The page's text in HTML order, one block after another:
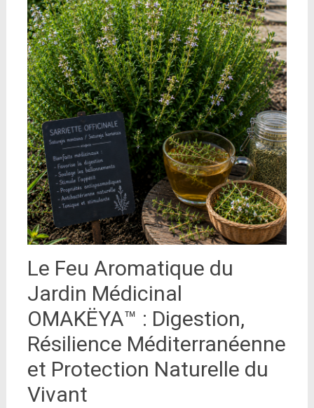
Le Feu Aromatique du
Jardin Médicinal
OMAKËYA™ : Digestion,
Résilience Méditerranéenne
et Protection Naturelle du
Vivant